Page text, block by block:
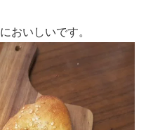
おいしいです。